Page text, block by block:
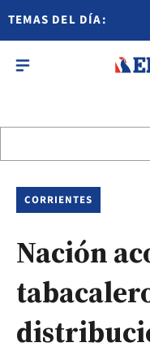
TEMAS DEL DÍA:
CORRIENTES
Nación